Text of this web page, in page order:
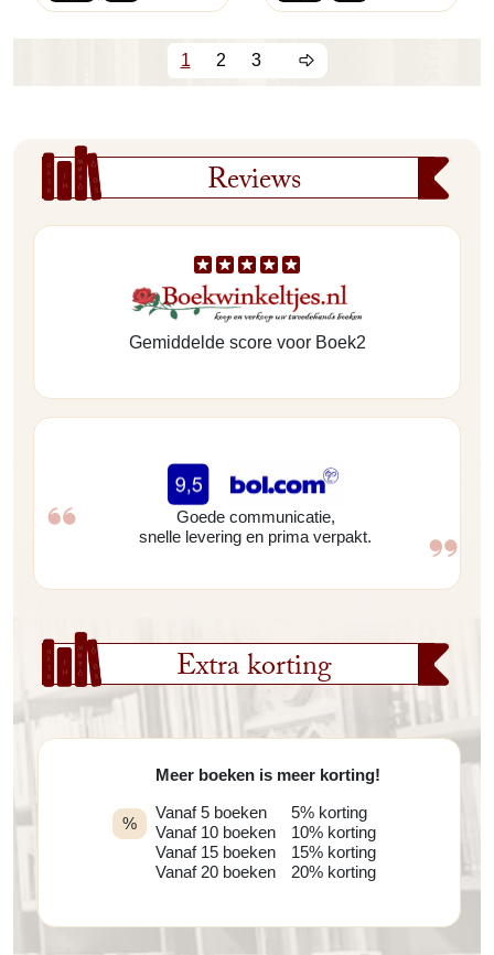
Reviews
Gemiddelde score voor Boek2
Goede communicatie,
snelle levering en prima verpakt.
Extra korting
%
Meer boeken is meer korting!
Vanaf 5 boeken
Vanaf 10 boeken
Vanaf 15 boeken
Vanaf 20 boeken
5% korting
10% korting
15% korting
20% korting
1 2 3